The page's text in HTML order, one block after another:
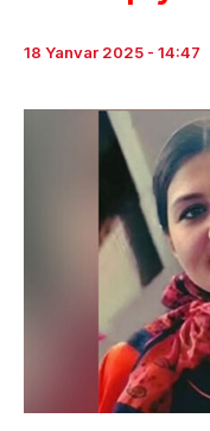
18 Yanvar 2025 - 14:47